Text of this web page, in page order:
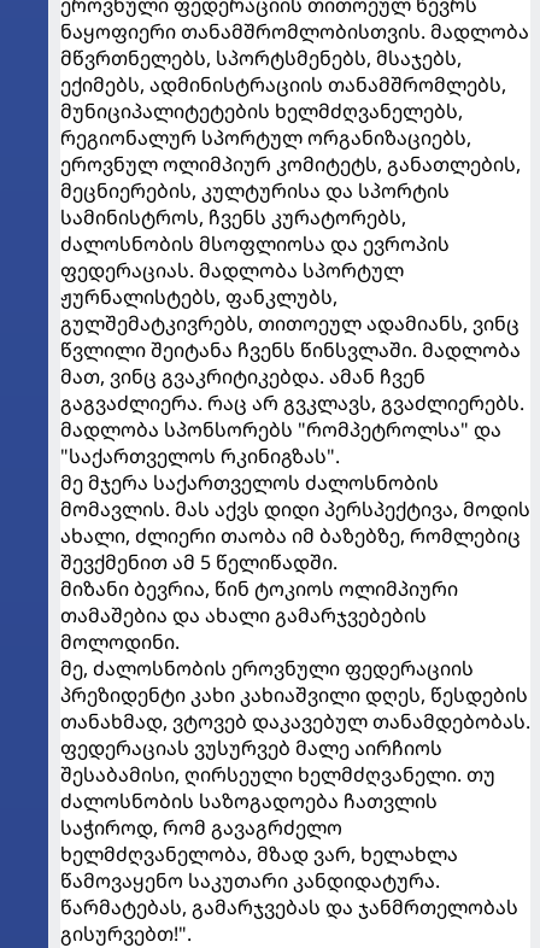
ნაყოფიერი თანამშრომლობისთვის. მადლობა
მწვრთნელებს, სპორტსმენებს, მსაჯებს,
ექიმებს, ადმინისტრაციის თანამშრომლებს,
მუნიციპალიტეტების ხელმძღვანელებს,
რეგიონალურ სპორტულ ორგანიზაციებს,
ეროვნულ ოლიმპიურ კომიტეტს, განათლების,
მეცნიერების, კულტურისა და სპორტის
სამინისტროს, ჩვენს კურატორებს,
ძალოსნობის მსოფლიოსა და ევროპის
ფედერაციას. მადლობა სპორტულ
ჟურნალისტებს, ფანკლუბს,
გულშემატკივრებს, თითოეულ ადამიანს, ვინც
წვლილი შეიტანა ჩვენს წინსვლაში. მადლობა
მათ, ვინც გვაკრიტიკებდა. ამან ჩვენ
გაგვაძლიერა. რაც არ გვკლავს, გვაძლიერებს.
მადლობა სპონსორებს "რომპეტროლსა" და
"საქართველოს რკინიგზას".
მე მჯერა საქართველოს ძალოსნობის
მომავლის. მას აქვს დიდი პერსპექტივა, მოდის
ახალი, ძლიერი თაობა იმ ბაზებზე, რომლებიც
შევქმენით ამ 5 წელიწადში.
მიზანი ბევრია, წინ ტოკიოს ოლიმპიური
თამაშებია და ახალი გამარჯვებების
მოლოდინი.
მე, ძალოსნობის ეროვნული ფედერაციის
პრეზიდენტი კახი კახიაშვილი დღეს, წესდების
თანახმად, ვტოვებ დაკავებულ თანამდებობას.
ფედერაციას ვუსურვებ მალე აირჩიოს
შესაბამისი, ღირსეული ხელმძღვანელი. თუ
ძალოსნობის საზოგადოება ჩათვლის
საჭიროდ, რომ გავაგრძელო
ხელმძღვანელობა, მზად ვარ, ხელახლა
წამოვაყენო საკუთარი კანდიდატურა.
წარმატებას, გამარჯვებას და ჯანმრთელობას
გისურვებთ!".